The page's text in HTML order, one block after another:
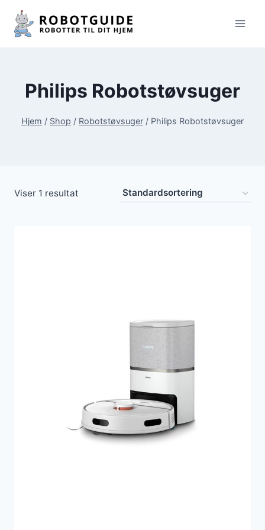
Fortsæt
indhold
Philips Robotstøvsuger
Hjem / Shop / Robotstøvsuger / Philips Robotstøvsuger
Viser 1 resultat